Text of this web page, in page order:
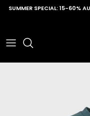
Direkt zum Inhalt
SUMMER SPECIAL: 15-60%